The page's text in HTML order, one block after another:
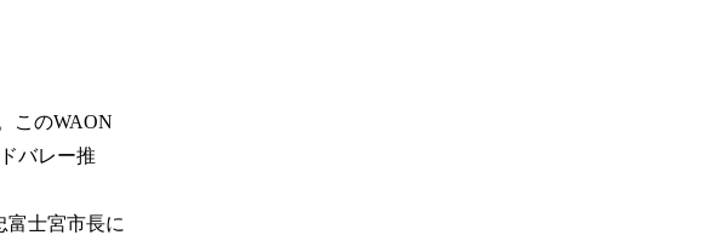
このWAON
バレー推
富士宮市長に